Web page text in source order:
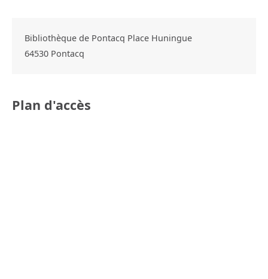
Bibliothèque de Pontacq Place Huningue
64530 Pontacq
Plan d'accès